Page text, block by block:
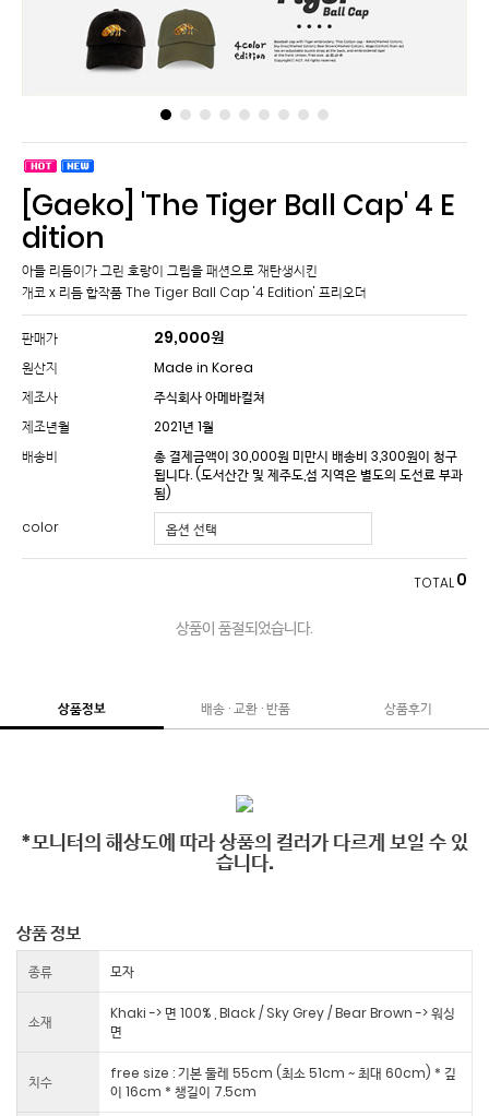
[Gaeko] 'The Tiger Ball Cap' 4 E
dition
아들 리듬이가 그린 호랑이 그림을 패션으로 재탄생시킨
개코 x 리듬 합작품 The Tiger Ball Cap '4 Edition' 프리오더
판매가 29,000원
원산지
Made in Korea
제조사
주식회사 아메바컬쳐
제조년월
2021년 1월
배송비
총 결제금액이 30,000원 미만시 배송비 3,300원이 청구
됩니다.(도서산간 및 제주도,섬 지역은 별도의 도선료 부과
됨)
color
TOTAL0
상품이 품절되었습니다.
상품정보 배송 · 교환 · 반품 상품후기
*모니터의 해상도에 따라 상품의 컬러가 다르게 보일 수 있
습니다.
상품 정보
종류 모자
소재
Khaki -> 면 100% , Black / Sky Grey / Bear Brown -> 워싱
면
치수
free size : 기본 둘레 55cm (최소 51cm ~ 최대 60cm) * 깊
이 16cm * 챙길이 7.5cm